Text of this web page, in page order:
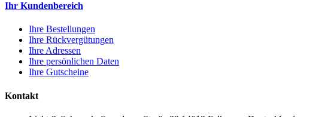
Ihr Kundenbereich
Ihre Bestellungen
Ihre Rückvergütungen
Ihre Adressen
Ihre persönlichen Daten
Ihre Gutscheine
Kontakt